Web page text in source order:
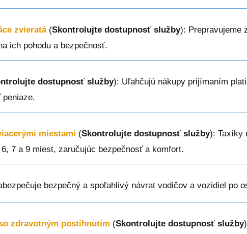
zvieratá(Skontrolujte dostupnosť služby): Prepravujeme
ich pohodu a bezpečnosť.
dostupnosť služby): Uľahčujú nákupy prijímaním
miestami (Skontrolujte dostupnosť služby): Taxíky
7 a 9 miest, zaručujúc bezpečnosť a komfort.
bezpečný a spoľahlivý návrat vodičov a vozidiel po
zdravotným postihnutím (Skontrolujte dostupnosť služby